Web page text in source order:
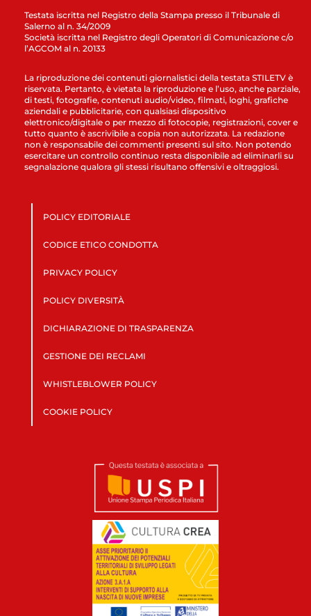
Testata iscritta nel Registro della Stampa presso il Tribunale di
Salerno al n. 34/2009
Società iscritta nel Registro degli Operatori di Comunicazione c/o
l’AGCOM al n. 20133
La riproduzione dei contenuti giornalistici della testata STILETV è
riservata. Pertanto, è vietata la riproduzione e l’uso, anche parziale,
di testi, fotografie, contenuti audio/video, filmati, loghi, grafiche
aziendali e pubblicitarie, con qualsiasi dispositivo
elettronico/digitale o per mezzo di fotocopie, registrazioni, cover e
tutto quanto è ascrivibile a copia non autorizzata. La redazione
non è responsabile dei commenti presenti sul sito. Non potendo
esercitare un controllo continuo resta disponibile ad eliminarli su
segnalazione qualora gli stessi risultano offensivi e oltraggiosi.
POLICY EDITORIALE
CODICE ETICO CONDOTTA
PRIVACY POLICY
POLICY DIVERSITÀ
DICHIARAZIONE DI TRASPARENZA
GESTIONE DEI RECLAMI
WHISTLEBLOWER POLICY
COOKIE POLICY